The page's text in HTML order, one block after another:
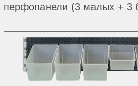
перфопанели (3 малых + 3